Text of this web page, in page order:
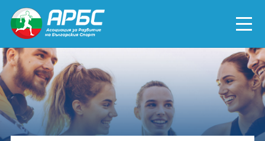
ENGLISH
СПОРТ БЛИЗО ДО ТЕБ
ТЕКУЩИ ПРОЕКТИ